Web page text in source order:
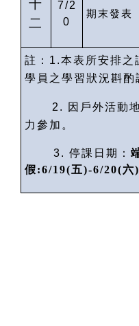
十
二
7/2
0
期末發表
註： 1.本表所安排之
學員之學習狀況斟酌
2.
因戶外活動
力參加。
3. 停課日期：
假:6/19(五)-6/20(六)